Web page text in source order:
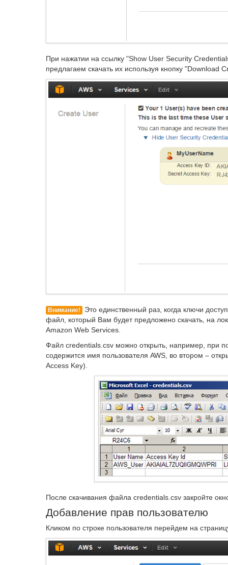
При нажатии на ссылку "Show User Security
предлагаем скачать их используя кнопку "Download
Внимание!
Это единственный раз, когда ключи
файл, который Вам будет предложено скачать, на
Amazon Web Services.
Файл credentials.csv можно открыть, например, при
содержится имя пользователя AWS, во втором –
Access Key).
После скачивания файла credentials.csv закройте
Добавление прав пользователю
Кликом по строке пользователя перейдем на